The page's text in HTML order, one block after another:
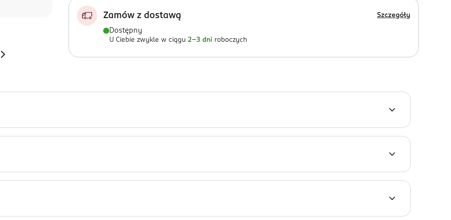
Zamów z dostawą Szczegóły
Dostępny
U Ciebie zwykle w ciągu 2-3 dni roboczych
wszystkich dworzan? Jakie stroje wybiorą na jesienny spacer Anna i Kristoff? Pora się o tym przekonać!